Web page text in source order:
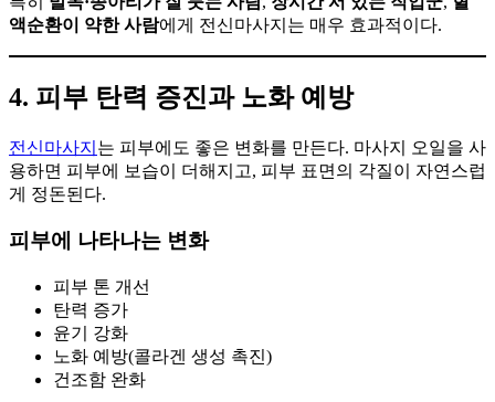
액순환이 약한 사람에게 전신마사지는 매우 효과적이다.
4. 피부 탄력 증진과 노화 예방
전신마사지 는 피부에도 좋은 변화를 만든다. 마사지 오일을 사
용하면 피부에 보습이 더해지고, 피부 표면의 각질이 자연스럽
게 정돈된다.
피부에 나타나는 변화
피부 톤 개선
탄력 증가
윤기 강화
노화 예방(콜라겐 생성 촉진)
건조함 완화